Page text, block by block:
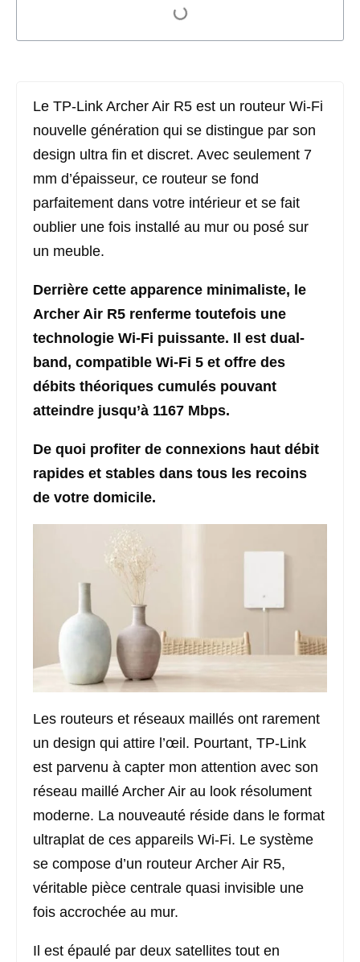
Le TP-Link Archer Air R5 est un routeur Wi-Fi
nouvelle génération qui se distingue par son
design ultra fin et discret. Avec seulement 7
mm d’épaisseur, ce routeur se fond
parfaitement dans votre intérieur et se fait
oublier une fois installé au mur ou posé sur
un meuble.
Derrière cette apparence minimaliste, le
Archer Air R5 renferme toutefois une
technologie Wi-Fi puissante. Il est dual-
band, compatible Wi-Fi 5 et offre des
débits théoriques cumulés pouvant
atteindre jusqu’à 1167 Mbps.
De quoi profiter de connexions haut débit
rapides et stables dans tous les recoins
de votre domicile.
Les routeurs et réseaux maillés ont rarement
un design qui attire l’œil. Pourtant, TP-Link
est parvenu à capter mon attention avec son
réseau maillé Archer Air au look résolument
moderne. La nouveauté réside dans le format
ultraplat de ces appareils Wi-Fi. Le système
se compose d’un routeur Archer Air R5,
véritable pièce centrale quasi invisible une
fois accrochée au mur.
Il est épaulé par deux satellites tout en